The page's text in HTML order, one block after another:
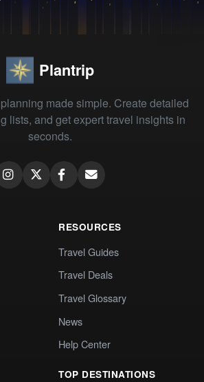
Plantrip
made simple. Create detailed
lists, and get expert travel insights in
seconds.
RESOURCES
Travel Guides
Travel Deals
Travel Glossary
News
Help Center
TOP DESTINATIONS